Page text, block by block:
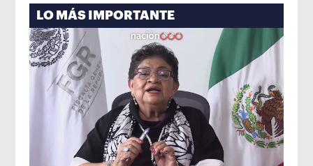
LO MÁS IMPORTANTE